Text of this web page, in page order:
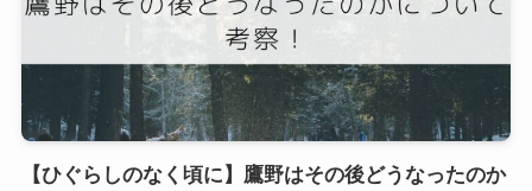
【ひぐらしのなく頃に】鷹野はその後どうなったのか